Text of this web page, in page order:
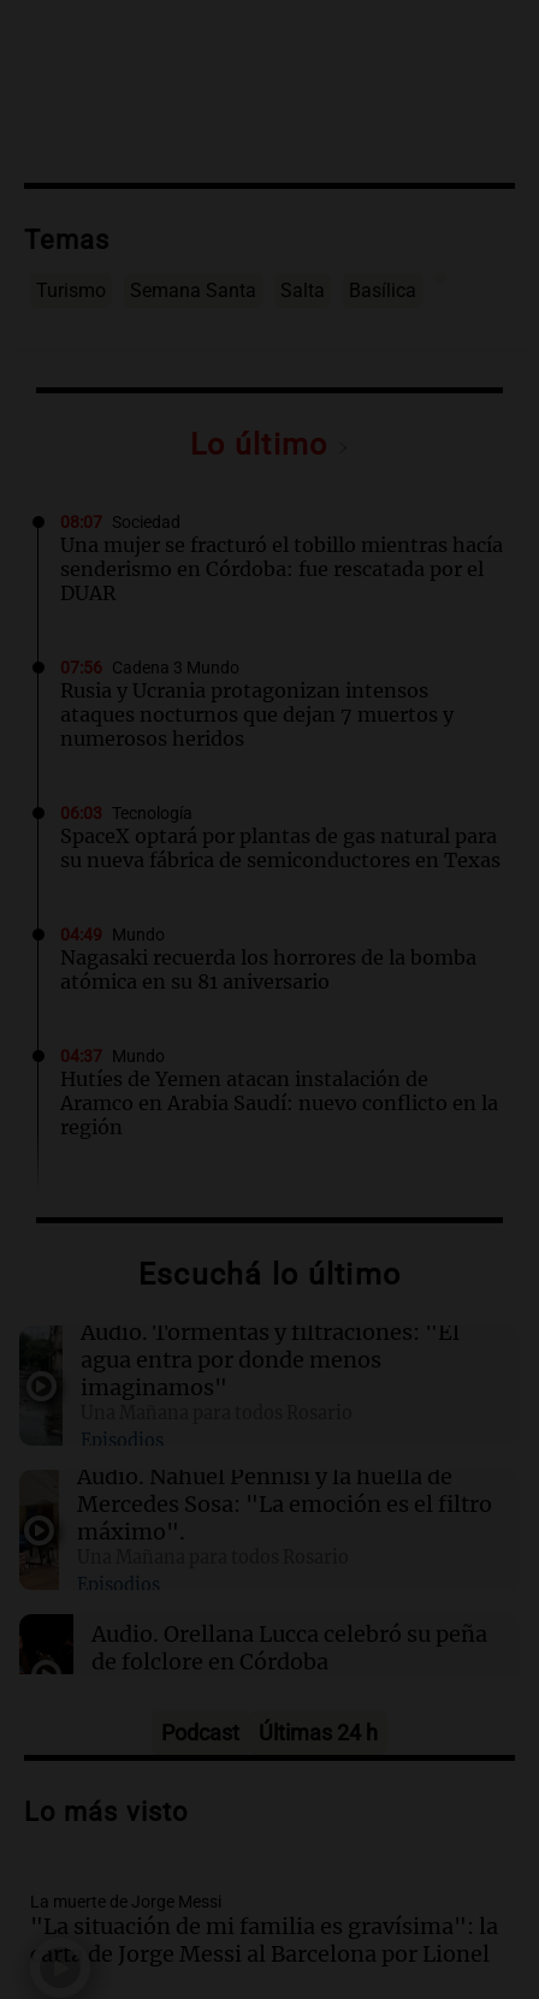
Temas
Turismo Semana Santa Salta Basílica
Lo último
08:07 Sociedad
Una mujer se fracturó el tobillo mientras hacía
senderismo en Córdoba: fue rescatada por el
DUAR
07:56 Cadena 3 Mundo
Rusia y Ucrania protagonizan intensos
ataques nocturnos que dejan 7 muertos y
numerosos heridos
06:03 Tecnología
SpaceX optará por plantas de gas natural para
su nueva fábrica de semiconductores en Texas
04:49 Mundo
Nagasaki recuerda los horrores de la bomba
atómica en su 81 aniversario
04:37 Mundo
Hutíes de Yemen atacan instalación de
Aramco en Arabia Saudí: nuevo conflicto en la
región
Incendios forestales en Indonesia: se
Bromo Tengger Semeru
Chipre iniciará suministro de gas natural a
Europa en marzo de 2028, según su ministro
02:13 Mundo
Más de 1.300 vuelos cancelados en Shanghái
ante la llegada del tifón Dolphin
02:03
Airbnb acelera el lanzamiento de funciones
gracias a la inteligencia artificial en su
Escuchá lo último
Audio. Tormentas y filtraciones: "El
agua entra por donde menos
imaginamos"
Episodios
Audio. Nahuel Pennisi y la huella de
Mercedes Sosa: "La emoción es el filtro
máximo".
Episodios
Audio. Orellana Lucca celebró su peña
de folclore en Córdoba
Audio.Trágico accidente en Mendoza:
vehículos desde un puente
Audio.Tragedia en Mendoza: un muerto
y cinco heridos tras caer dos autos desde
un puente
Podcast Últimas 24 h
Lo más visto
La muerte de Jorge Messi
"La situación de mi familia es gravísima": la
carta de Jorge Messi al Barcelona por Lionel